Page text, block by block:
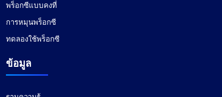
พร็อกซีแบบคงที่
การหมุนพร็อกซี
ทดลองใช้พร็อกซี
ข้อมูล